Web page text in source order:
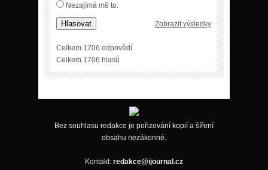
Nezajímá mě to.
Hlasovat Zobrazit výsledky
Celkem 1706 odpovědí
Celkem 1706 hlasů
Bez souhlasu redakce je pořizování kopií a šíření
obsahu nezákonné.
Kontakt: redakce@ijournal.cz